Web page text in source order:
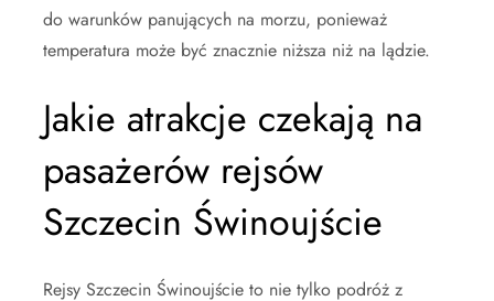
do warunków panujących na morzu, ponieważ
temperatura może być znacznie niższa niż na lądzie.
Jakie atrakcje czekają na
pasażerów rejsów
Szczecin Świnoujście
Rejsy Szczecin Świnoujście to nie tylko podróż z